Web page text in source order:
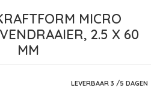
MICRO
2.5 X 60
MM
LEVERBAAR 3 /5 DAGEN